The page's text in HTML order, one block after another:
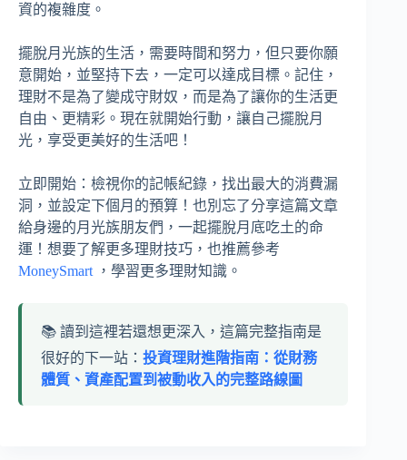
資的複雜度。
擺脫月光族的生活，需要時間和努力，但只要你願
意開始，並堅持下去，一定可以達成目標。記住，
理財不是為了變成守財奴，而是為了讓你的生活更
自由、更精彩。現在就開始行動，讓自己擺脫月
光，享受更美好的生活吧！
立即開始：檢視你的記帳紀錄，找出最大的消費漏
洞，並設定下個月的預算！也別忘了分享這篇文章
給身邊的月光族朋友們，一起擺脫月底吃土的命
運！想要了解更多理財技巧，也推薦參考
MoneySmart ，學習更多理財知識。
📚 讀到這裡若還想更深入，這篇完整指南是
很好的下一站： 投資理財進階指南：從財務
體質、資產配置到被動收入的完整路線圖